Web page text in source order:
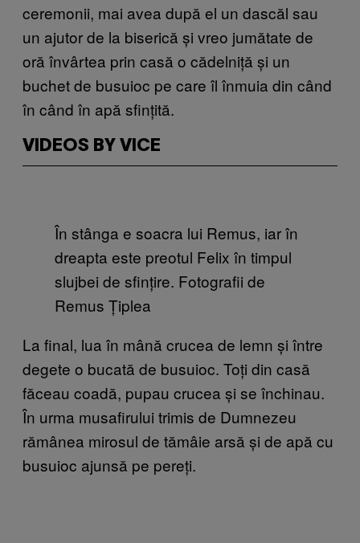
ceremonii, mai avea după el un dascăl sau
un ajutor de la biserică și vreo jumătate de
oră învârtea prin casă o cădelniță și un
buchet de busuioc pe care îl înmuia din când
în când în apă sfințită.
VIDEOS BY VICE
În stânga e soacra lui Remus, iar în
dreapta este preotul Felix în timpul
slujbei de sfințire. Fotografii de
Remus Țiplea
La final, lua în mână crucea de lemn și între
degete o bucată de busuioc. Toți din casă
făceau coadă, pupau crucea și se închinau.
În urma musafirului trimis de Dumnezeu
rămânea mirosul de tămâie arsă și de apă cu
busuioc ajunsă pe pereți.